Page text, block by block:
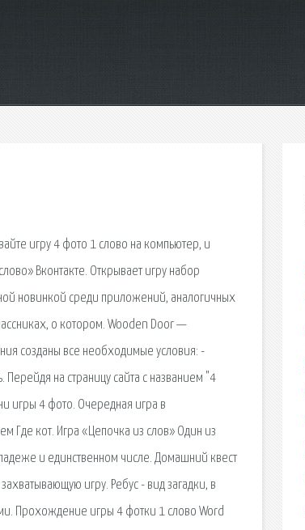
игру 4 фото 1 слово на компьютер, и
Вконтакте. Открывает игру набор
новинкой среди приложений, аналогичных
о котором. Wooden Door —
созданы все необходимые условия: -
на страницу сайта с названием "4
игры 4 фото. Очередная игра в
Где кот. Игра «Цепочка из слов» Один из
и единственном числе. Домашний квест
игру. Ребус - вид загадки, в
Прохождение игры 4 фотки 1 слово Word